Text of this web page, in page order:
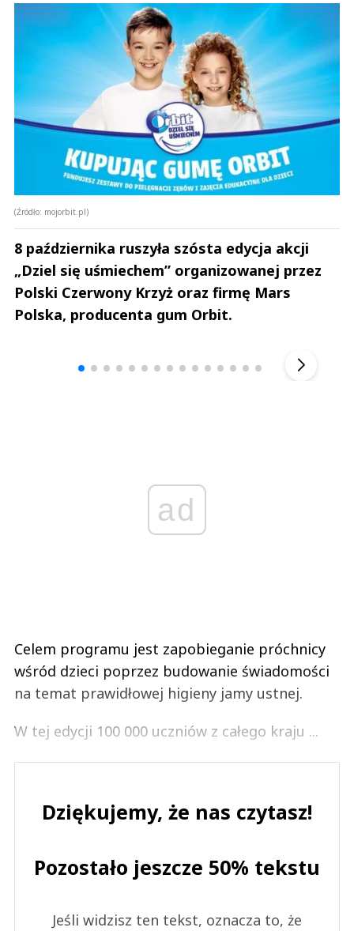
(Źródło: mojorbit.pl)
8 października ruszyła szósta edycja akcji
„Dziel się uśmiechem” organizowanej przez
Polski Czerwony Krzyż oraz firmę Mars
Polska, producenta gum Orbit.
ad
Celem programu jest zapobieganie próchnicy
wśród dzieci poprzez budowanie świadomości
na temat prawidłowej higieny jamy ustnej.
W tej edycji 100 000 uczniów z całego kraju ...
Dziękujemy, że nas czytasz!
Pozostało jeszcze 50% tekstu
Jeśli widzisz ten tekst, oznacza to, że